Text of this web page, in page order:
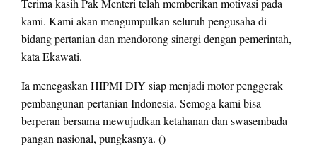
kami. Kami akan mengumpulkan seluruh pengusaha di
bidang pertanian dan mendorong sinergi dengan pemerintah,
kata Ekawati.
Ia menegaskan HIPMI DIY siap menjadi motor penggerak
pembangunan pertanian Indonesia. Semoga kami bisa
berperan bersama mewujudkan ketahanan dan swasembada
pangan nasional, pungkasnya. ()